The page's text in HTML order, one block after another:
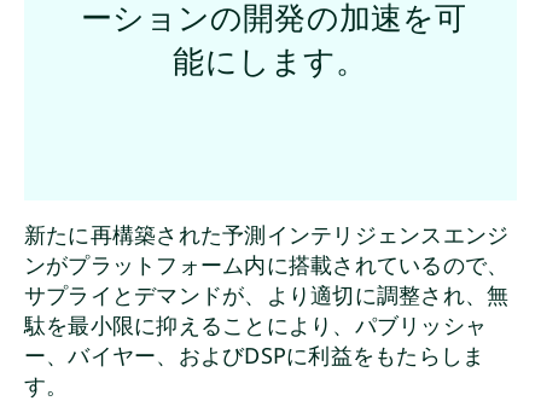
ーションの開発の加速を可
能にします。
新たに再構築された予測インテリジェンスエンジ
ンがプラットフォーム内に搭載されているので、
サプライとデマンドが、より適切に調整され、無
駄を最小限に抑えることにより、パブリッシャ
ー、バイヤー、およびDSPに利益をもたらしま
す。